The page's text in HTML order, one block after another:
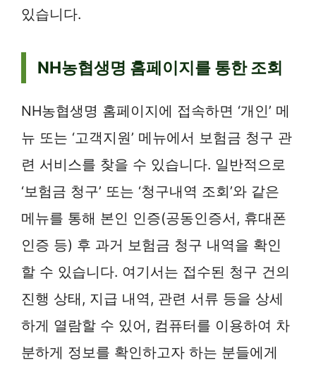
있습니다.
NH농협생명 홈페이지를 통한 조회
NH농협생명 홈페이지에 접속하면 ‘개인’ 메
뉴 또는 ‘고객지원’ 메뉴에서 보험금 청구 관
련 서비스를 찾을 수 있습니다. 일반적으로
‘보험금 청구’ 또는 ‘청구내역 조회’와 같은
메뉴를 통해 본인 인증(공동인증서, 휴대폰
인증 등) 후 과거 보험금 청구 내역을 확인
할 수 있습니다. 여기서는 접수된 청구 건의
진행 상태, 지급 내역, 관련 서류 등을 상세
하게 열람할 수 있어, 컴퓨터를 이용하여 차
분하게 정보를 확인하고자 하는 분들에게